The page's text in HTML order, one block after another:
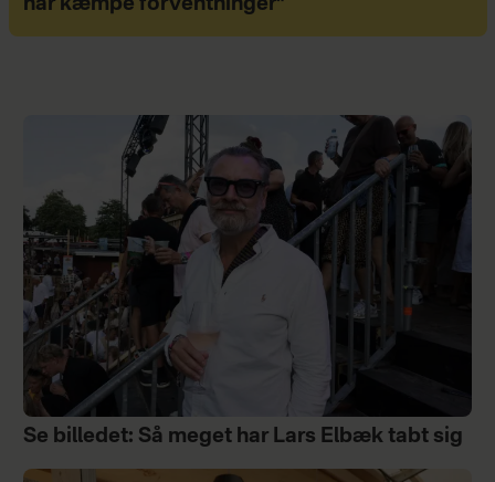
har kæmpe forventninger"
Se billedet: Så meget har Lars Elbæk tabt sig